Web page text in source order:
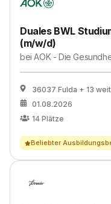
Duales BWL
(m/w/d)
beiAOK - Die
36037 Fulda + 13
01.08.2026
14 Plätze
Beliebter